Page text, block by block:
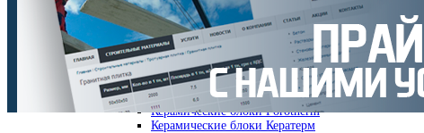
Стеновые материалы
Кирпич рядовой
Газоблок
Кирпич клинкерный
Кирпич облицовочный
Кирпич двойной
Керамические блоки
Керамические блоки Porotherm
Керамические блоки Кератерм